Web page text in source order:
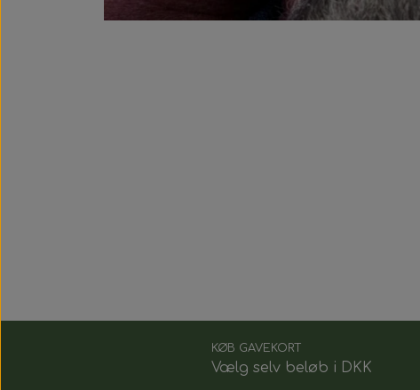
KØB GAVEKORT
Vælg selv beløb i DKK